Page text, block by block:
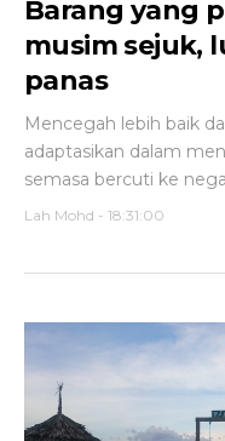
Barang yang
musim sejuk,
panas
Mencegah lebih baik
adaptasikan dalam
semasa bercuti ke
Lah Mohd - 18:31:00